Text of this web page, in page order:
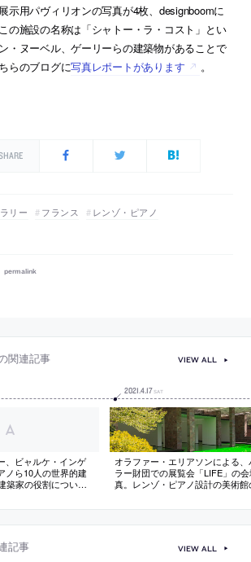
示用パヴィリオンの写真が4枚、designboomに
の施設の名称は「シャトー・ラ・コスト」とい
・ヌーベル、ゲーリーらの建築物があることで
らのブログに写真レポートがあります 。
リー フランス レンゾ・ピアノ
permalink
関連記事
、ビャルケ・インゲ
ノら10人の世界的建
築家の役割について
2021 4.17 SAT
オラファー・エリアソンによる、
ラー財団での展覧会「LIFE」の
真。レンゾ・ピアノ設計の美術館
VIEW ALL
記事 VIEW ALL